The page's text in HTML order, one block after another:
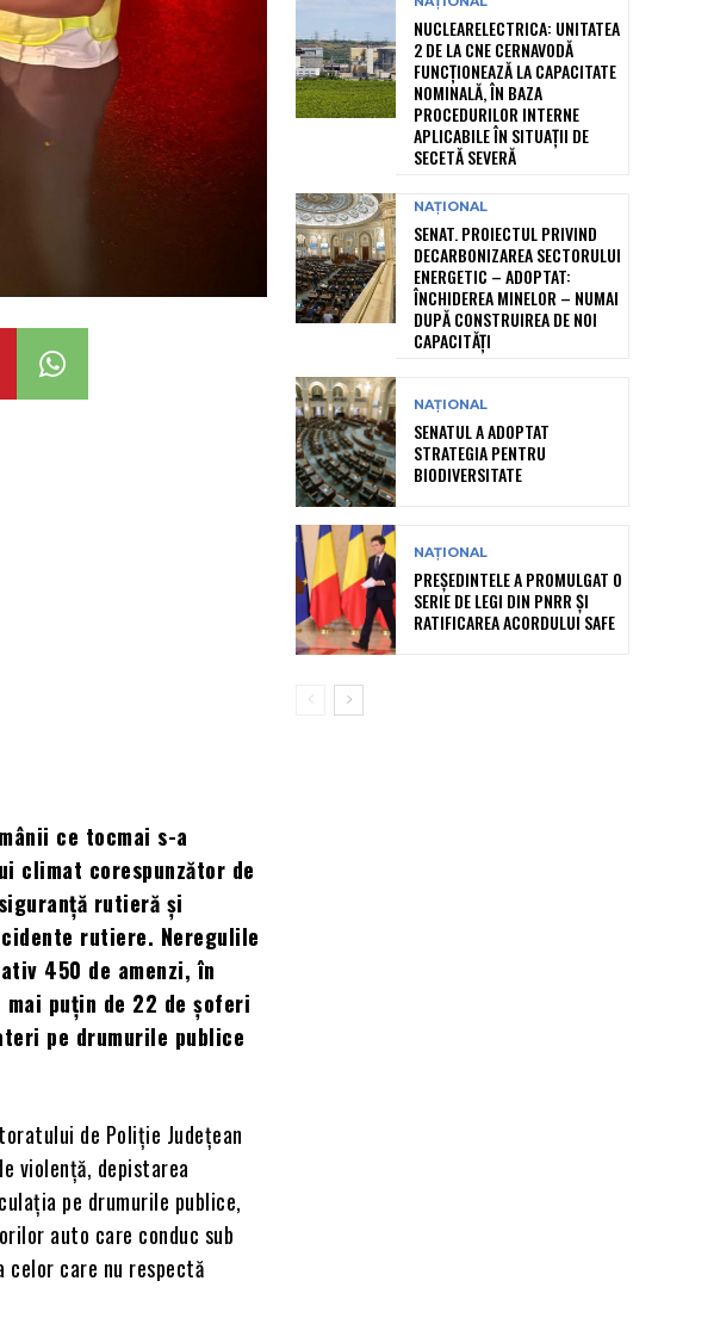
ce tocmai s-a
climat corespunzător de
rutieră și
rutiere. Neregulile
450 de amenzi, în
mai puțin de 22 de șoferi
pe drumurile publice
de Poliție Județean
violență, depistarea
pe drumurile publice,
auto care conduc sub
care nu respectă
NUCLEARELECTRICA: UNITATEA
2 DE LA CNE CERNAVODĂ
FUNCȚIONEAZĂ LA CAPACITATE
NOMINALĂ, ÎN BAZA
PROCEDURILOR INTERNE
APLICABILE ÎN SITUAȚII DE
SECETĂ SEVERĂ
NAȚIONAL
SENAT. PROIECTUL PRIVIND
DECARBONIZAREA SECTORULUI
ENERGETIC – ADOPTAT:
ÎNCHIDEREA MINELOR – NUMAI
DUPĂ CONSTRUIREA DE NOI
CAPACITĂȚI
NAȚIONAL
SENATUL A ADOPTAT
STRATEGIA PENTRU
BIODIVERSITATE
NAȚIONAL
PREȘEDINTELE A PROMULGAT O
SERIE DE LEGI DIN PNRR ȘI
RATIFICAREA ACORDULUI SAFE